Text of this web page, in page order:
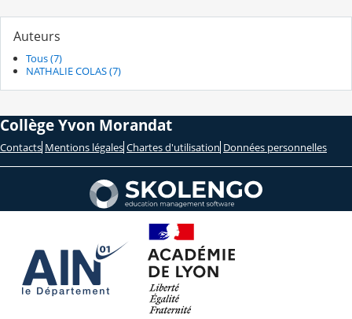
Auteurs
Tous (7)
NATHALIE COLAS (7)
Collège Yvon Morandat
Contacts Mentions légales Chartes d'utilisation Données personnelles